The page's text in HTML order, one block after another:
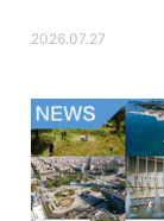
2026.07.27